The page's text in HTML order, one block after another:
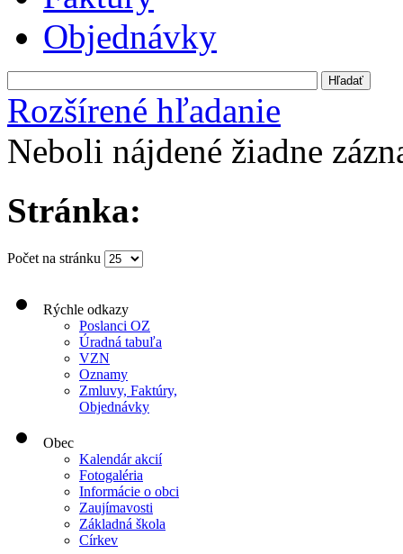
Objednávky
Rozšírené hľadanie
Neboli nájdené žiadne
Stránka:
Počet na stránku
Rýchle odkazy
Poslanci OZ
Úradná tabuľa
VZN
Oznamy
Zmluvy, Faktúry,
Objednávky
Obec
Kalendár akcií
Fotogaléria
Informácie o obci
Zaujímavosti
Základná škola
Církev